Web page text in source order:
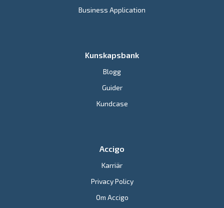
Business Application
Kunskapsbank
Blogg
Guider
Kundcase
Accigo
Karriär
Privacy Policy
Om Accigo